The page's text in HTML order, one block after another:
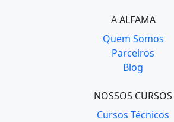
A ALFAMA
Quem Somos
Parceiros
Blog
NOSSOS CURSOS
Cursos Técnicos